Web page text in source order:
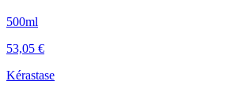
500ml
53,05 €
Kérastase